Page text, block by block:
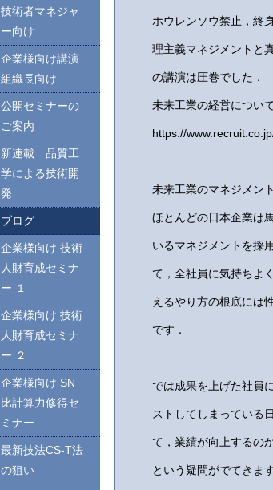
ホウレンソウ禁止，終
理主義マネジメントと
の講演は圧巻でした．
未来工業の経営につい
https://
未来工業のマネジメン
ほとんどの日本企業は
いるマネジメントを採
て，全社員に気持ちよ
えるやり方の根底には
です．
では成果を上げた社員
ストしてしまっている
て，業績が向上するの
という疑問がでてきま
技術者マネジャ
ー向け
企業様向け講演
組織長向け
公開セミナーの
ご案内
新連載 品質工
学による技術開
発
ブログ
企業様向け 技術
人財育成セミナ
ー １
企業様向け 技術
人財育成セミナ
ー ２
企業様向け SN
比計算力修得セ
ミナー
最新技法CS-T法
の狙い